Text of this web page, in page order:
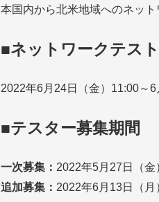
本国内から北米地域へのネッ
■ネットワークテス
2022年6月24日（金）11:00～
■テスター募集期間
一次募集： 2022年5月27日（
追加募集： 2022年6月13日（